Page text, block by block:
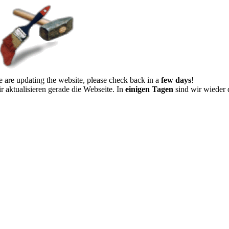
are updating the website, please check back in a few days!
aktualisieren gerade die Webseite. In einigen Tagen sind wir wieder